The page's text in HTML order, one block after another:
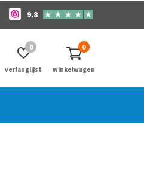
verlanglijst
0
winkelwagen
0
9.8